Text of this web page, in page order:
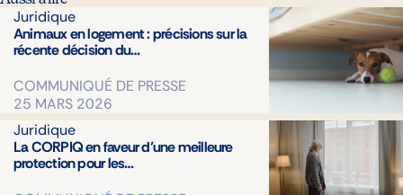
Juridique
Animaux en logement : précisions sur la
récente décision du…
COMMUNIQUÉ DE PRESSE
25 MARS 2026
Juridique
La CORPIQ en faveur d’une meilleure
protection pour les…